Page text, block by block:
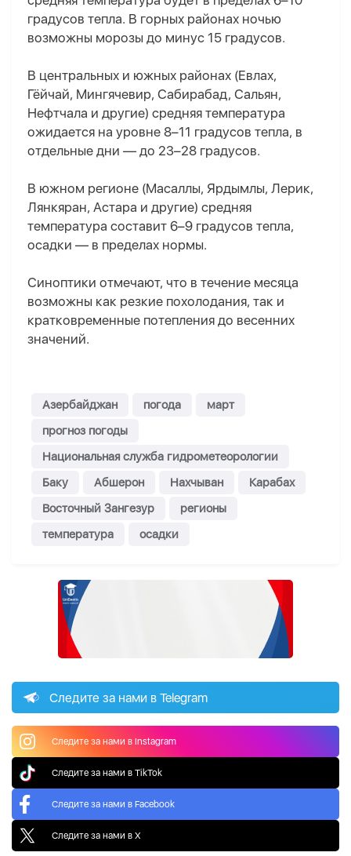
градусов тепла. В горных районах ночью
возможны морозы до минус 15 градусов.
В центральных и южных районах (Евлах,
Гёйчай, Мингячевир, Сабирабад, Сальян,
Нефтчала и другие) средняя температура
ожидается на уровне 8–11 градусов тепла, в
отдельные дни — до 23–28 градусов.
В южном регионе (Масаллы, Ярдымлы, Лерик,
Лянкяран, Астара и другие) средняя
температура составит 6–9 градусов тепла,
осадки — в пределах нормы.
Синоптики отмечают, что в течение месяца
возможны как резкие похолодания, так и
кратковременные потепления до весенних
значений.
Азербайджан погода
март
прогноз погоды
Национальная служба гидрометеорологии
Баку
Абшерон Нахчыван
Карабах
Восточный Зангезур
регионы
температура
осадки
Следите за нами в Telegram
Следите за нами в Instagram
Следите за нами в TikTok
Следите за нами в Facebook
Следите за нами в X